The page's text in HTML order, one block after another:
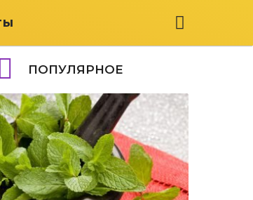
ПОПУЛЯРНОЕ